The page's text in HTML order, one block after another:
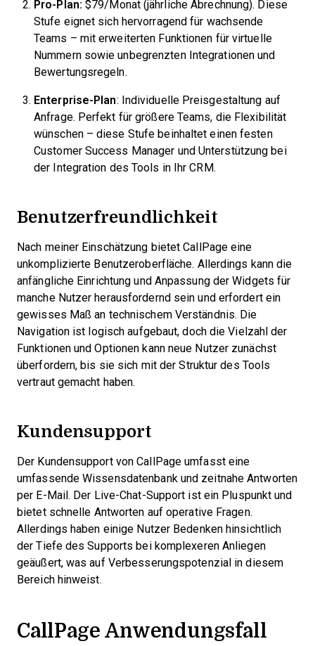
Pro-Plan: $79/Monat (jährliche Abrechnung). Diese
Stufe eignet sich hervorragend für wachsende
Teams – mit erweiterten Funktionen für virtuelle
Nummern sowie unbegrenzten Integrationen und
Bewertungsregeln.
Enterprise-Plan: Individuelle Preisgestaltung auf
Anfrage. Perfekt für größere Teams, die Flexibilität
wünschen – diese Stufe beinhaltet einen festen
Customer Success Manager und Unterstützung bei
der Integration des Tools in Ihr CRM.
Benutzerfreundlichkeit
Nach meiner Einschätzung bietet CallPage eine
unkomplizierte Benutzeroberfläche. Allerdings kann die
anfängliche Einrichtung und Anpassung der Widgets für
manche Nutzer herausfordernd sein und erfordert ein
gewisses Maß an technischem Verständnis. Die
Navigation ist logisch aufgebaut, doch die Vielzahl der
Funktionen und Optionen kann neue Nutzer zunächst
überfordern, bis sie sich mit der Struktur des Tools
vertraut gemacht haben.
Kundensupport
Der Kundensupport von CallPage umfasst eine
umfassende Wissensdatenbank und zeitnahe Antworten
per E-Mail. Der Live-Chat-Support ist ein Pluspunkt und
bietet schnelle Antworten auf operative Fragen.
Allerdings haben einige Nutzer Bedenken hinsichtlich
der Tiefe des Supports bei komplexeren Anliegen
geäußert, was auf Verbesserungspotenzial in diesem
Bereich hinweist.
CallPage Anwendungsfall